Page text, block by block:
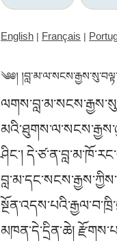
English | Français |
༄༅།
ཤིང་།
མཁན་དེ་དྲིན་ཆེ།